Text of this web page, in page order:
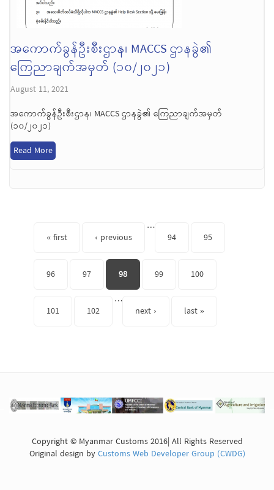
အကောက်ခွန်ဦးစီးဌာန၊ MACCS ဌာနခွဲ၏
ကြေညာချက်အမှတ် (၁၀/၂၀၂၁)
August 11, 2021
အကောက်ခွန်ဦးစီးဌာန၊ MACCS ဌာနခွဲ၏ ကြေညာချက်အမှတ်
(၁၀/၂၀၂၁)
Read More
« first ‹ previous
…
94
95
96 97 98 99 100
101 102
…
next ›
last »
Copyright © Myanmar Customs 2016| All Rights Reserved
Original design byCustoms Web Developer Group (CWDG)